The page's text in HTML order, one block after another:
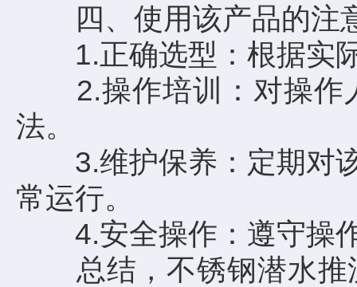
四、使用该产品的注
1.正确选型：根据实际
2.操作培训：对操作人
法。
3.维护保养：定期对该
常运行。
4.安全操作：遵守操作
总结，不锈钢潜水推